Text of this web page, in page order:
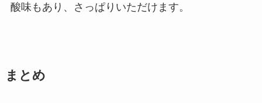
酸味もあり、さっぱりいただけます。
まとめ